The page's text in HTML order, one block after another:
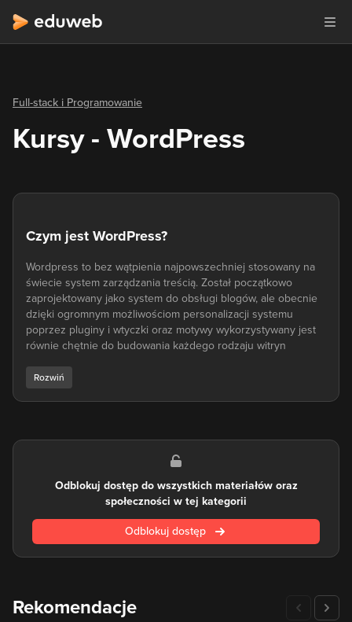
Full-stack i Programowanie
Kursy - WordPress
Czym jest WordPress?
Wordpress to bez wątpienia najpowszechniej stosowany na
świecie system zarządzania treścią. Został początkowo
zaprojektowany jako system do obsługi blogów, ale obecnie
dzięki ogromnym możliwościom personalizacji systemu
poprzez pluginy i wtyczki oraz motywy wykorzystywany jest
równie chętnie do budowania każdego rodzaju witryn
witrynę www albo jak zbudować stronę sklepu internetowego
- z pomocą przychodzi Wordpress, na przykład ze wsparciem
Do jednej z największych zalet Wordpressa należy to, jak
łatwy i przyjazny w nauce jest dla użytkownika. Jest to często
wykorzystywane narzędzie dla webdeveloperów
freelancerów do tego, by stworzyć prostą stronę internetową.
Wordpress bazuje na języku PHP, którego znajomość bez
wątpienia przyda się bardziej zaawansowanym użytkownikom
przy ingerencji w kod i odkryciu bardziej rozbudowanych
Wordpressa pisane przez zewnętrznych developerów
sprawiają, że potencjał tego narzędzia staje się coraz większy
Odblokuj dostęp do wszystkich materiałów oraz
społeczności w tej kategorii
Odblokuj dostęp
Rekomendacje